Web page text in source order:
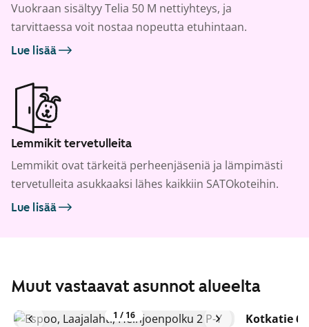
Vuokraan sisältyy Telia 50 M nettiyhteys, ja
tarvittaessa voit nostaa nopeutta etuhintaan.
Lue lisää
Lemmikit tervetulleita
Lemmikit ovat tärkeitä perheenjäseniä ja lämpimästi
tervetulleita asukkaaksi lähes kaikkiin SATOkoteihin.
Lue lisää
Muut vastaavat asunnot alueelta
1 / 16 Kotkatie 6